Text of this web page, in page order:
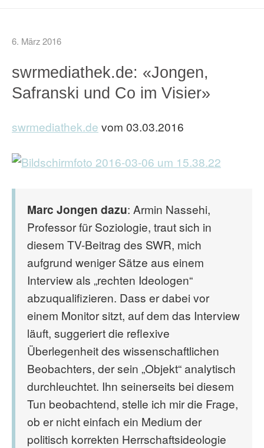
6. März 2016
swrmediathek.de: «Jongen,
Safranski und Co im Visier»
swrmediathek.de vom 03.03.2016
Marc Jongen dazu: Armin Nassehi,
Professor für Soziologie, traut sich in
diesem TV-Beitrag des SWR, mich
aufgrund weniger Sätze aus einem
Interview als „rechten Ideologen“
abzuqualifizieren. Dass er dabei vor
einem Monitor sitzt, auf dem das Interview
läuft, suggeriert die reflexive
Überlegenheit des wissenschaftlichen
Beobachters, der sein „Objekt“ analytisch
durchleuchtet. Ihn seinerseits bei diesem
Tun beobachtend, stelle ich mir die Frage,
ob er nicht einfach ein Medium der
politisch korrekten Herrschaftsideologie